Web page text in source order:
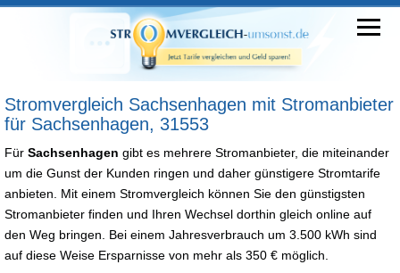
Stromvergleich Sachsenhagen mit Stromanbieter
für Sachsenhagen, 31553
Für Sachsenhagen gibt es mehrere Stromanbieter, die miteinander
um die Gunst der Kunden ringen und daher günstigere Stromtarife
anbieten. Mit einem Stromvergleich können Sie den günstigsten
Stromanbieter finden und Ihren Wechsel dorthin gleich online auf
den Weg bringen. Bei einem Jahresverbrauch um 3.500 kWh sind
auf diese Weise Ersparnisse von mehr als 350 € möglich.